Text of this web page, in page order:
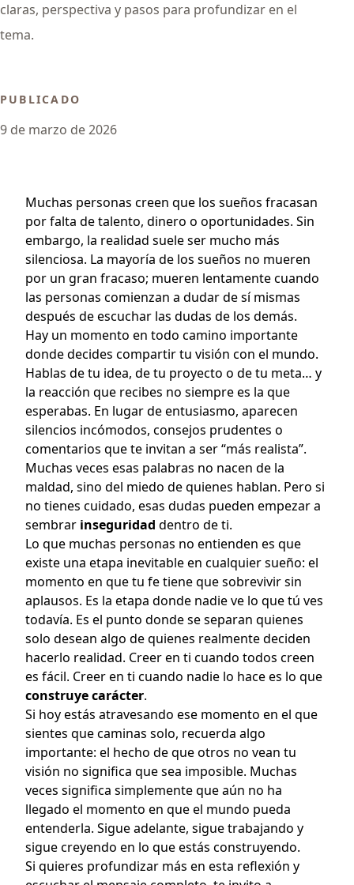
claras, perspectiva y pasos para profundizar en el
tema.
PUBLICADO
9 de marzo de 2026
Muchas personas creen que los sueños fracasan
por falta de talento, dinero o oportunidades. Sin
embargo, la realidad suele ser mucho más
silenciosa. La mayoría de los sueños no mueren
por un gran fracaso; mueren lentamente cuando
las personas comienzan a dudar de sí mismas
después de escuchar las dudas de los demás.
Hay un momento en todo camino importante
donde decides compartir tu visión con el mundo.
Hablas de tu idea, de tu proyecto o de tu meta… y
la reacción que recibes no siempre es la que
esperabas. En lugar de entusiasmo, aparecen
silencios incómodos, consejos prudentes o
comentarios que te invitan a ser “más realista”.
Muchas veces esas palabras no nacen de la
maldad, sino del miedo de quienes hablan. Pero si
no tienes cuidado, esas dudas pueden empezar a
sembrar inseguridad dentro de ti.
Lo que muchas personas no entienden es que
existe una etapa inevitable en cualquier sueño: el
momento en que tu fe tiene que sobrevivir sin
aplausos. Es la etapa donde nadie ve lo que tú ves
todavía. Es el punto donde se separan quienes
solo desean algo de quienes realmente deciden
hacerlo realidad. Creer en ti cuando todos creen
es fácil. Creer en ti cuando nadie lo hace es lo que
construye carácter.
Si hoy estás atravesando ese momento en el que
sientes que caminas solo, recuerda algo
importante: el hecho de que otros no vean tu
visión no significa que sea imposible. Muchas
veces significa simplemente que aún no ha
llegado el momento en que el mundo pueda
entenderla. Sigue adelante, sigue trabajando y
sigue creyendo en lo que estás construyendo.
Si quieres profundizar más en esta reflexión y